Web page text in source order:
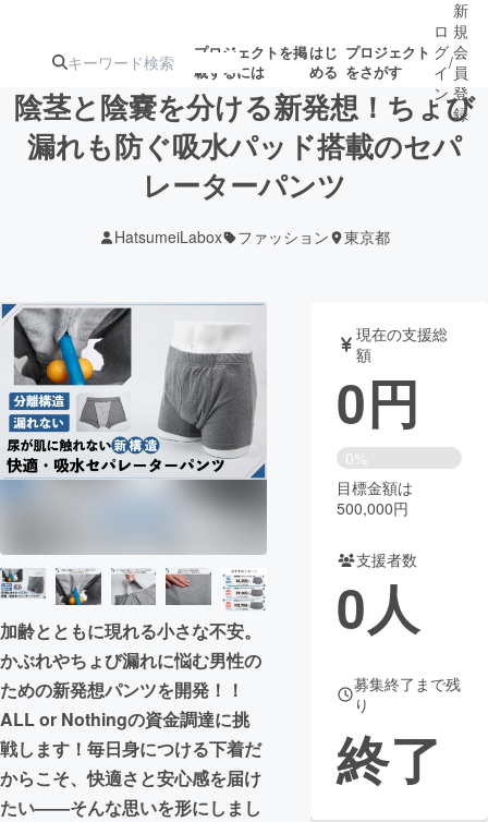
プロジェクトを掲
載するには
はじ
める
プロジェクト
をさがす
注目のリ 注目の新着プロ募集終了が近いプ
テクノロジー・ガジェット
映像・映画 書籍・雑誌
ビジネス・起業 チャレンジ
CAMPFIRE for Social Good CAMPFIRE Creation
CAMPFIREふるさと納税
コミュニティ
ロ
グ
イ
ン
/
新
規
会
員
登
録
陰茎と陰嚢を分ける新発想！ちょび
漏れも防ぐ吸水パッド搭載のセパ
レーターパンツ
HatsumeiLabox ファッション 東京都
加齢とともに現れる小さな不安。
かぶれやちょび漏れに悩む男性の
ための新発想パンツを開発！！
ALL or Nothingの資金調達に挑
戦します！毎日身につける下着だ
からこそ、快適さと安心感を届け
たい——そんな思いを形にしまし
現在の支援総
額
0円
0%
目標金額は
500,000円
支援者数
0人
募集終了まで残
り
終了